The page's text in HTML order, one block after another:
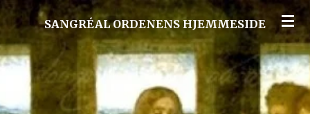
Spring
hovedindhold
SANGRÉAL ORDENENS HJEMMESIDE